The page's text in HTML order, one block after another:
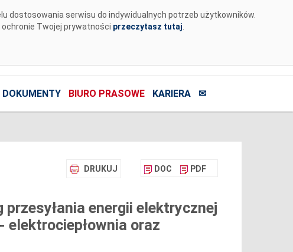
dostosowania serwisu do indywidualnych potrzeb użytkowników.
Twojej prywatności przeczytasz tutaj
DOKUMENTY BIURO PRASOWE KARIERA ✉
DRUKUJ DOC PDF
energii elektrycznej
oraz